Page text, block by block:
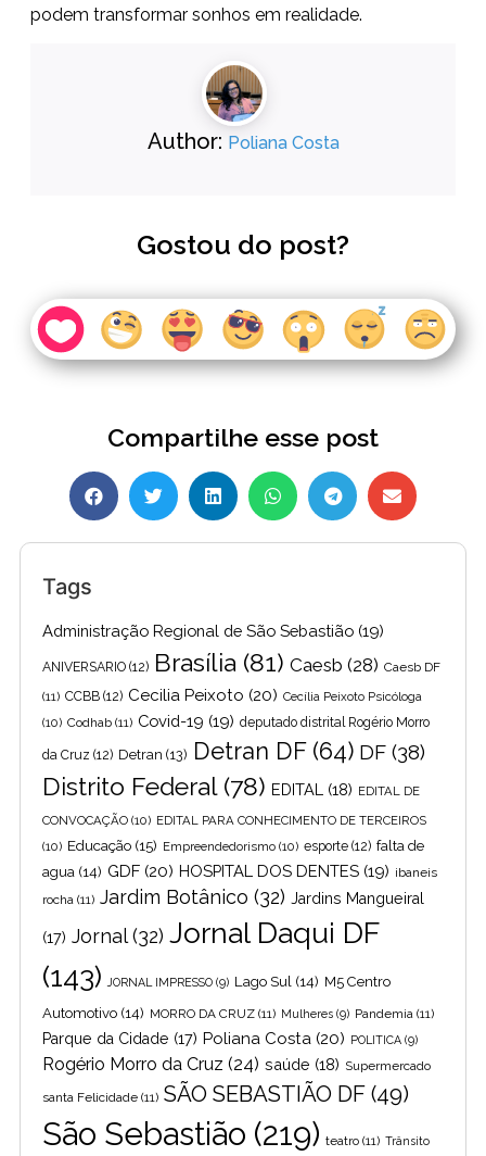
podem transformar sonhos em realidade.
Author: Poliana Costa
Gostou do post?
Compartilhe esse post
Tags
Administração Regional de São Sebastião (19)
ANIVERSARIO (12) Brasília (81) Caesb (28) Caesb DF
(11) CCBB (12) Cecilia Peixoto (20) Cecília Peixoto Psicóloga
(10) Codhab (11) Covid-19 (19) deputado distrital Rogério Morro
da Cruz (12) Detran (13) Detran DF(64) DF (38)
Distrito Federal(78) EDITAL (18) EDITAL DE
CONVOCAÇÃO (10) EDITAL PARA CONHECIMENTO DE TERCEIROS
(10) Educação (15) Empreendedorismo (10) esporte (12) falta de
agua (14) GDF (20) HOSPITAL DOS DENTES (19) ibaneis
rocha (11) Jardim Botânico (32) Jardins Mangueiral
(17) Jornal(32) Jornal Daqui DF
(143)
JORNAL IMPRESSO (9) Lago Sul (14) M5 Centro
Automotivo (14) MORRO DA CRUZ (11) Mulheres (9) Pandemia (11)
Parque da Cidade (17) Poliana Costa (20) POLITICA (9)
Rogério Morro da Cruz (24) saúde (18) Supermercado
santa Felicidade (11) SÃO SEBASTIÃO DF (49)
São Sebastião (219) teatro (11) Trânsito